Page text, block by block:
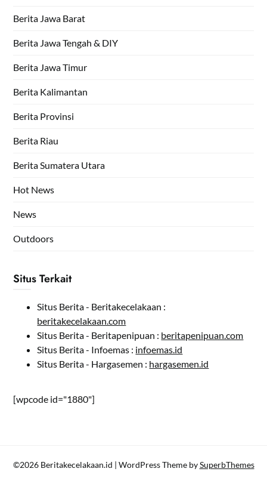
Berita Jawa Barat
Berita Jawa Tengah & DIY
Berita Jawa Timur
Berita Kalimantan
Berita Provinsi
Berita Riau
Berita Sumatera Utara
Hot News
News
Outdoors
Situs Terkait
Situs Berita - Beritakecelakaan :
beritakecelakaan.com
Situs Berita - Beritapenipuan : beritapenipuan.com
Situs Berita - Infoemas : infoemas.id
Situs Berita - Hargasemen : hargasemen.id
[wpcode id="1880"]
©2026 Beritakecelakaan.id | WordPress Theme bySuperbThemes